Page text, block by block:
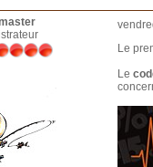
Le
Le